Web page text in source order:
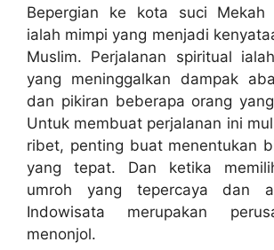
Bepergian ke kota suci Mekah
ialah mimpi yang menjadi
Muslim. Perjalanan spiritual
yang meninggalkan dampak
dan pikiran beberapa orang
Untuk membuat perjalanan ini
ribet, penting buat menentukan
yang tepat. Dan ketika
umroh yang tepercaya dan
Indowisata merupakan
menonjol.